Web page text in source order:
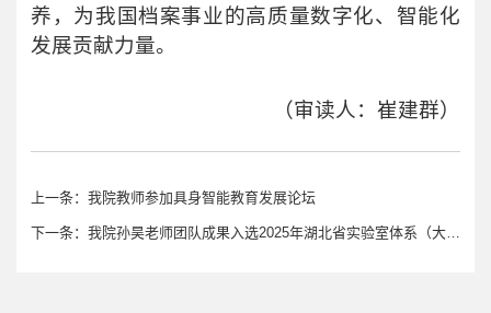
养，为我国档案事业的高质量数字化、智能化
发展贡献力量。
（审读人：崔建群）
上一条： 我院教师参加具身智能教育发展论坛
下一条： 我院孙昊老师团队成果入选2025年湖北省实验室体系（大设施）亮点科技成果库